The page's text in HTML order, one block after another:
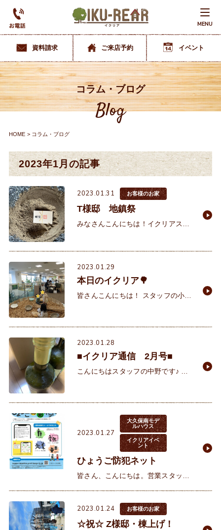
MENU
資料請求 ご来店予約 イベント
コラム・ブログ
Blog
HOME コラム・ブログ
2023年1月の記事
2023.01.31 お客様のお家
T様邸 地鎮祭
みなさんこんにちは！イクリアスタ
晩夏に初めてお
2023.01.29
本日のイクリア🌳
皆さんこんにちは！ スタッフの小森
リアは、午前中よりたくさんのお
2023.01.28
■イクリア通信 2月号■
こんにちはスタッフの中野です♪ こ
ですが、類に漏れず雪が降ることも
珍しくない日々。皆さ
2023.01.27
大久保南モデ
ルハウス
イクリアイベ
ント
ひょうご防犯ネット
皆さん、こんにちは。営業スタッフ
ね…。明石でここまで大きな事件が
起こるとは思えませんが（起こって
2023.01.24 お客様のお家
☆祝☆ Z様邸・棟上げ！